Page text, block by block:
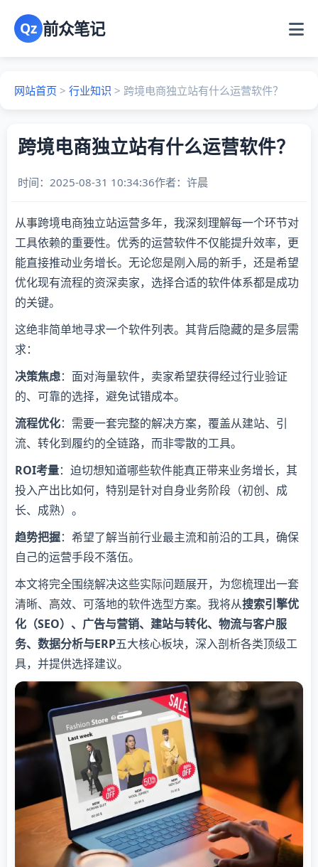
Qz 前众笔记
网站首页 > 行业知识 > 跨境电商独立站有什么运营软件？
跨境电商独立站有什么运营软件？
时间：2025-08-31 10:34:36作者： 许晨
从事跨境电商独立站运营多年，我深刻理解每一个环节对
工具依赖的重要性。优秀的运营软件不仅能提升效率，更
能直接推动业务增长。无论您是刚入局的新手，还是希望
优化现有流程的资深卖家，选择合适的软件体系都是成功
的关键。
这绝非简单地寻求一个软件列表。其背后隐藏的是多层需
求：
​决策焦虑​​：面对海量软件，卖家希望获得经过行业验证
的、可靠的选择，避免试错成本。
​流程优化​​：需要一套完整的解决方案，覆盖从建站、引
流、转化到履约的全链路，而非零散的工具。
​ROI考量​​：迫切想知道哪些软件能真正带来业务增长，其
投入产出比如何，特别是针对自身业务阶段（初创、成
长、成熟）。
​趋势把握​​：希望了解当前行业最主流和前沿的工具，确保
自己的运营手段不落伍。
本文将完全围绕解决这些实际问题展开，为您梳理出一套
清晰、高效、可落地的软件选型方案。我将从​​搜索引擎优
化（SEO）、广告与营销、建站与转化、物流与客户服
务、数据分析与ERP​​五大核心板块，深入剖析各类顶级工
具，并提供选择建议。